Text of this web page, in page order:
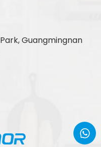
Park, Guangmingnan